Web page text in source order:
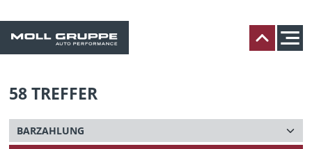
58TREFFER